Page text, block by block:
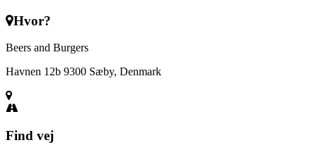
Hvor?
Beers and Burgers
Havnen 12b 9300 Sæby, Denmark
Find vej